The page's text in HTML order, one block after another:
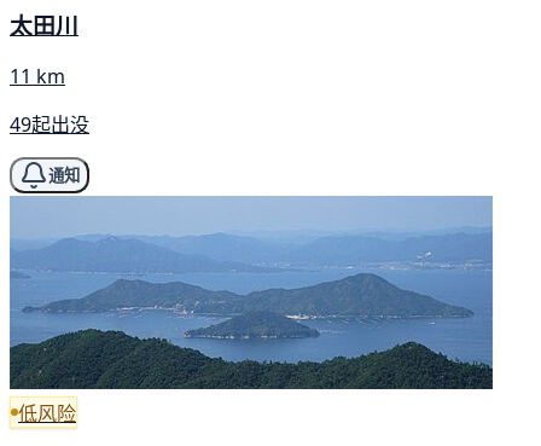
太田川
11 km
49起出没
通知
低风险